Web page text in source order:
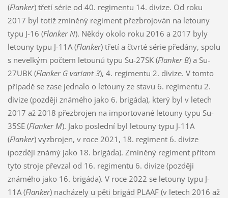
(Flanker) třetí série od 40. regimentu 14. divize. Od roku
2017 byl totiž zmíněný regiment přezbrojován na letouny
typu J-16 (Flanker N). Někdy okolo roku 2016 a 2017 byly
letouny typu J-11A (Flanker) třetí a čtvrté série předány, spolu
s nevelkým počtem letounů typu Su-27SK (Flanker B) a Su-
27UBK (Flanker G variant 3), 4. regimentu 2. divize. V tomto
případě se zase jednalo o letouny ze stavu 6. regimentu 2.
divize (později známého jako 6. brigáda), který byl v letech
2017 až 2018 přezbrojen na importované letouny typu Su-
35SE (Flanker M). Jako poslední byl letouny typu J-11A
(Flanker) vyzbrojen, v roce 2021, 18. regiment 6. divize
(později známý jako 18. brigáda). Zmíněný regiment přitom
tyto stroje převzal od 16. regimentu 6. divize (později
známého jako 16. brigáda). V roce 2022 se letouny typu J-
11A (Flanker) nacházely u pěti brigád PLAAF (v letech 2016 až